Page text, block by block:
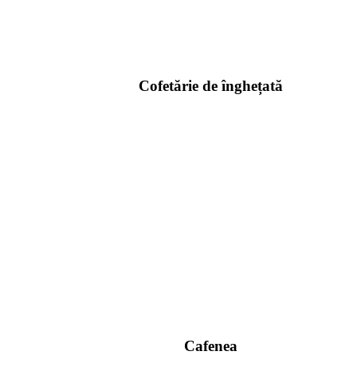
Cofetărie de înghețată
Cafenea